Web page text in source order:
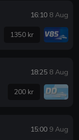
16:10 8 Aug
1350 kr
18:25 8 Aug
200 kr
15:00 9 Aug